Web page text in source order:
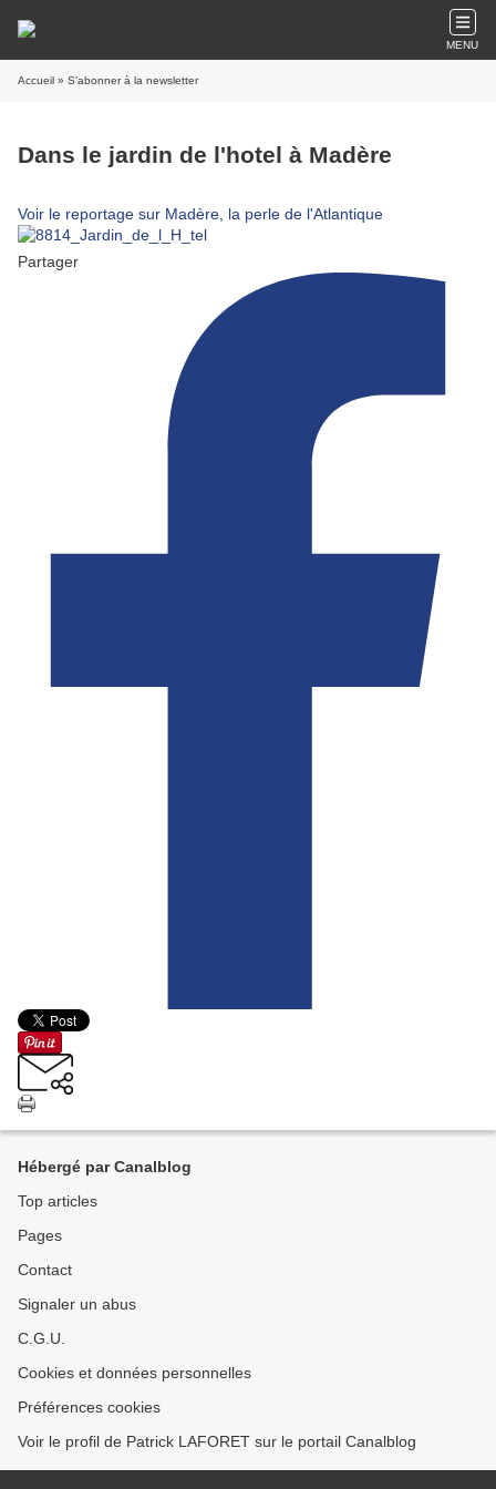
MENU
Accueil » S'abonner à la newsletter
Dans le jardin de l'hotel à Madère
Voir le reportage sur Madère, la perle de l'Atlantique
Partager
Hébergé par Canalblog
Top articles
Pages
Contact
Signaler un abus
C.G.U.
Cookies et données personnelles
Préférences cookies
Voir le profil de Patrick LAFORET sur le portail Canalblog